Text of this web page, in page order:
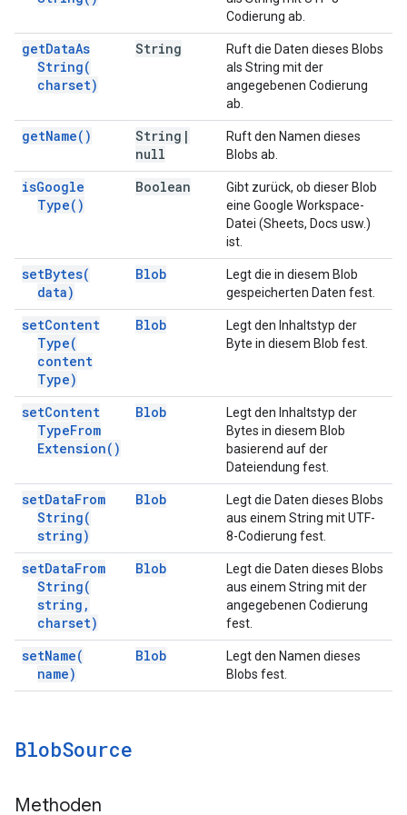
Codierung ab.
getDataAs
String(
charset)
String
Ruft die Daten dieses Blobs
als String mit der
angegebenen Codierung
ab.
getName( ) String |
null
Ruft den Namen dieses
Blobs ab.
isGoogle
Type( )
Boolean
Gibt zurück, ob dieser Blob
eine Google Workspace-
Datei (Sheets, Docs usw.)
ist.
setBytes(
data)
Blob
Legt die in diesem Blob
gespeicherten Daten fest.
setContent
Type(
content
Type)
Blob
Legt den Inhaltstyp der
Byte in diesem Blob fest.
setContent
TypeFrom
Extension( )
Blob
Legt den Inhaltstyp der
Bytes in diesem Blob
basierend auf der
Dateiendung fest.
setDataFrom
String(
string)
Blob
Legt die Daten dieses Blobs
aus einem String mit UTF-
8-Codierung fest.
setDataFrom
String(
string ,
charset)
Blob
Legt die Daten dieses Blobs
aus einem String mit der
angegebenen Codierung
fest.
setName(
name)
Blob
Legt den Namen dieses
Blobs fest.
BlobSource
Methoden